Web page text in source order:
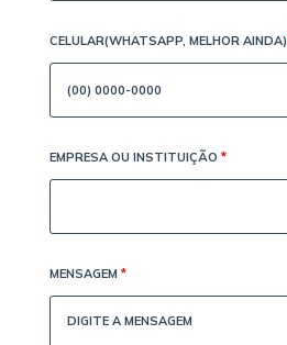
CELULAR(WHATSAPP, MELHOR AINDA)
EMPRESA OU INSTITUIÇÃO *
MENSAGEM *